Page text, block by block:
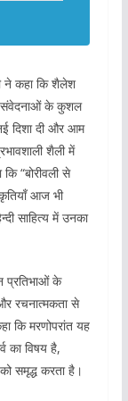
ने कहा कि शैलेश
संवेदनाओं के कुशल
दिशा दी और आम
शैली में
“बोरीवली से
कृतियाँ आज भी
साहित्य में उनका
प्रतिभाओं के
रचनात्मकता से
कि मरणोपरांत यह
का विषय है,
समृद्ध करता है।